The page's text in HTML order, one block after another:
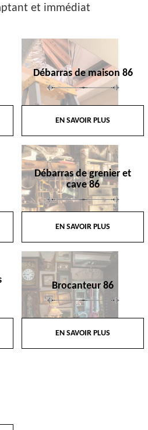
et immédiat
Débarras de maison 86
EN SAVOIR PLUS
Débarras de grenier et
cave 86
EN SAVOIR PLUS
Brocanteur 86
EN SAVOIR PLUS